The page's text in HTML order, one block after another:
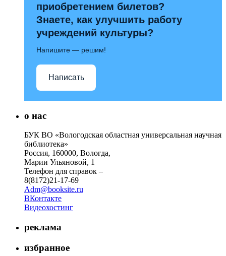
приобретением билетов?
Знаете, как улучшить работу
учреждений культуры?
Напишите — решим!
Написать
о нас
БУК ВО «Вологодская областная универсальная научная
библиотека»
Россия, 160000, Вологда,
Марии Ульяновой, 1
Телефон для справок –
8(8172)21-17-69
Adm@booksite.ru
ВКонтакте
Видеохостинг
реклама
избранное